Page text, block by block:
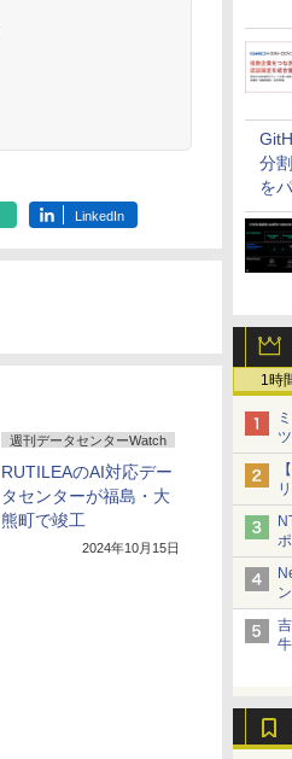
分
を
1時
LinkedIn
週刊データセンターWatch
RUTILEAのAI対応デー
タセンターが福島・大
熊町で竣工
2024年10月15日